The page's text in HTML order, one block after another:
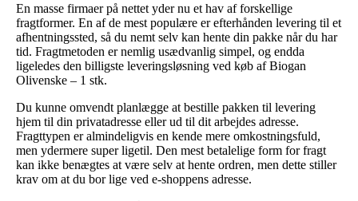
En masse firmaer på nettet yder nu et hav af forskellige
fragtformer. En af de mest populære er efterhånden levering til et
afhentningssted, så du nemt selv kan hente din pakke når du har
tid. Fragtmetoden er nemlig usædvanlig simpel, og endda
ligeledes den billigste leveringsløsning ved køb af Biogan
Olivenske – 1 stk.
Du kunne omvendt planlægge at bestille pakken til levering
hjem til din privatadresse eller ud til dit arbejdes adresse.
Fragttypen er almindeligvis en kende mere omkostningsfuld,
men ydermere super ligetil. Den mest betalelige form for fragt
kan ikke benægtes at være selv at hente ordren, men dette stiller
krav om at du bor lige ved e-shoppens adresse.